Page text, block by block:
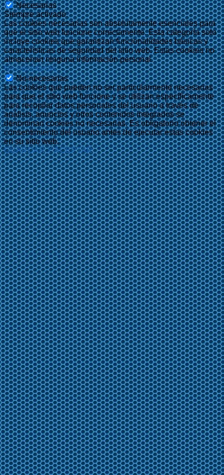
Necesarias
Siempre activado
Las cookies necesarias son absolutamente esenciales para
que el sitio web funcione correctamente. Esta categoría solo
incluye cookies que garantizan funcionalidades básicas y
características de seguridad del sitio web. Estas cookies no
almacenan ninguna información personal.
No-necesarias
No-necesarias
Las cookies que pueden no ser particularmente necesarias
para que el sitio web funcione y se utilizan específicamente
para recopilar datos personales del usuario a través de
análisis, anuncios y otros contenidos integrados se
denominan cookies no necesarias. Es obligatorio obtener el
consentimiento del usuario antes de ejecutar estas cookies
en su sitio web.
GUARDAR Y ACEPTAR